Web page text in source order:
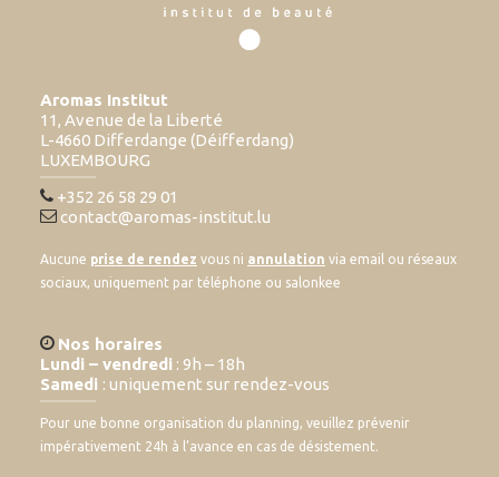
Aromas Institut
11, Avenue de la Liberté
L-4660 Differdange (Déifferdang)
LUXEMBOURG
+352 26 58 29 01
contact@aromas-institut.lu
Aucune prise de rendez vous ni annulation via email ou réseaux
sociaux, uniquement par téléphone ou salonkee
Nos horaires
Lundi – vendredi : 9h – 18h
Samedi : uniquement sur rendez-vous
Pour une bonne organisation du planning, veuillez prévenir
impérativement 24h à l’avance en cas de désistement.